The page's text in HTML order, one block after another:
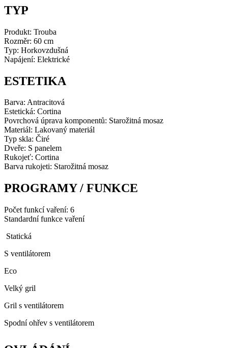
množství
TYP
Produkt: Trouba
Rozměr: 60 cm
Typ: Horkovzdušná
Napájení: Elektrické
ESTETIKA
Barva: Antracitová
Estetická: Cortina
Povrchová úprava komponentů: Starožitná mosaz
Materiál: Lakovaný materiál
Typ skla: Čiré
Dveře: S panelem
Rukojeť: Cortina
Barva rukojeti: Starožitná mosaz
PROGRAMY / FUNKCE
Počet funkcí vaření: 6
Standardní funkce vaření
Statická
S ventilátorem
Eco
Velký gril
Gril s ventilátorem
Spodní ohřev s ventilátorem